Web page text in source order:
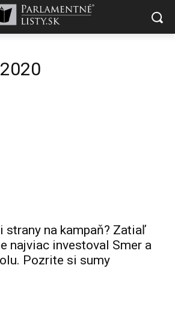
strany na kampaň? Zatiaľ
najviac investoval Smer a
Pozrite si sumy